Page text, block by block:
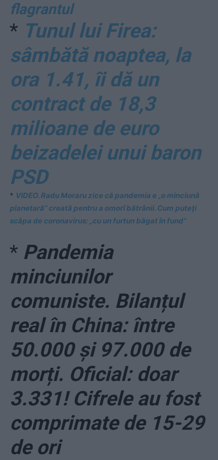
flagrantul
* Tunul lui Firea:
sâmbătă noaptea, la
ora 1.41, îi dă un
contract de 18,3
milioane de euro
beizadelei unui baron
PSD
* VIDEO. Radu Moraru zice că pandemia e „o minciună
planetară” creată pentru a omorî bătrânii. Cum puteți
scăpa de coronavirus: „cu un furtun băgat în fund”
* Pandemia
minciunilor
comuniste. Bilanțul
real în China: între
50.000 și 97.000 de
morți. Oficial: doar
3.331! Cifrele au fost
comprimate de 15-29
de ori